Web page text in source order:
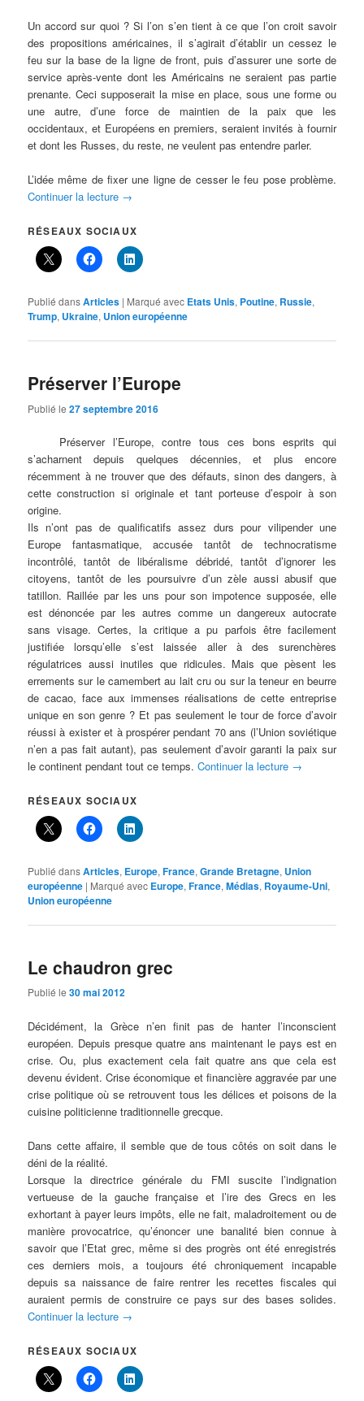
Un accord sur quoi ? Si l’on s’en tient à ce que l’on croit savoir
des propositions américaines, il s’agirait d’établir un cessez le
feu sur la base de la ligne de front, puis d’assurer une sorte de
service après-vente dont les Américains ne seraient pas partie
prenante. Ceci supposerait la mise en place, sous une forme ou
une autre, d’une force de maintien de la paix que les
occidentaux, et Européens en premiers, seraient invités à fournir
et dont les Russes, du reste, ne veulent pas entendre parler.
L’idée même de fixer une ligne de cesser le feu pose problème.
Continuer la lecture →
RÉSEAUX SOCIAUX
Publié dansArticles | Marqué avec Etats Unis, Poutine, Russie,
Trump, Ukraine, Union européenne
Préserver l’Europe
Publié le27 septembre 2016
Préserver l’Europe, contre tous ces bons esprits qui
s’acharnent depuis quelques décennies, et plus encore
récemment à ne trouver que des défauts, sinon des dangers, à
cette construction si originale et tant porteuse d’espoir à son
origine.
Ils n’ont pas de qualificatifs assez durs pour vilipender une
Europe fantasmatique, accusée tantôt de technocratisme
incontrôlé, tantôt de libéralisme débridé, tantôt d’ignorer les
citoyens, tantôt de les poursuivre d’un zèle aussi abusif que
tatillon. Raillée par les uns pour son impotence supposée, elle
est dénoncée par les autres comme un dangereux autocrate
sans visage. Certes, la critique a pu parfois être facilement
justifiée lorsqu’elle s’est laissée aller à des surenchères
régulatrices aussi inutiles que ridicules. Mais que pèsent les
errements sur le camembert au lait cru ou sur la teneur en beurre
de cacao, face aux immenses réalisations de cette entreprise
unique en son genre ? Et pas seulement le tour de force d’avoir
réussi à exister et à prospérer pendant 70 ans (l’Union soviétique
n’en a pas fait autant), pas seulement d’avoir garanti la paix sur
le continent pendant tout ce temps.Continuer la lecture →
RÉSEAUX SOCIAUX
Publié dansArticles, Europe,France,Grande Bretagne, Union
européenne | Marqué avec Europe,France,Médias, Royaume-Uni,
Union européenne
Le chaudron grec
Publié le30 mai 2012
Décidément, la Grèce n’en finit pas de hanter l’inconscient
européen. Depuis presque quatre ans maintenant le pays est en
crise. Ou, plus exactement cela fait quatre ans que cela est
devenu évident. Crise économique et financière aggravée par une
crise politique où se retrouvent tous les délices et poisons de la
cuisine politicienne traditionnelle grecque.
Dans cette affaire, il semble que de tous côtés on soit dans le
déni de la réalité.
Lorsque la directrice générale du FMI suscite l’indignation
vertueuse de la gauche française et l’ire des Grecs en les
exhortant à payer leurs impôts, elle ne fait, maladroitement ou de
manière provocatrice, qu’énoncer une banalité bien connue à
savoir que l’Etat grec, même si des progrès ont été enregistrés
ces derniers mois, a toujours été chroniquement incapable
depuis sa naissance de faire rentrer les recettes fiscales qui
auraient permis de construire ce pays sur des bases solides.
Continuer la lecture →
RÉSEAUX SOCIAUX